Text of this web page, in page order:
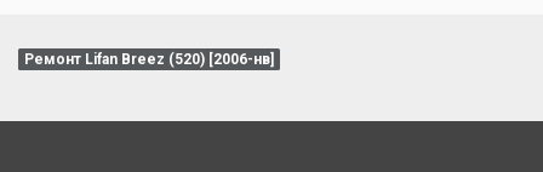
Ремонт Lifan Breez (520) [2006-нв]